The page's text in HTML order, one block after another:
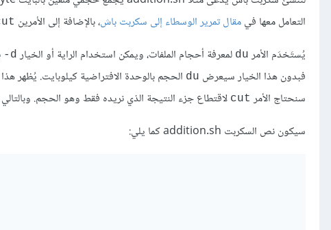
التعامل معها فيمقال تمرير الوسطاء إلى سكربت باش، بالإضافة إلى الأمرين
يُستَخدَم الأمر du لمعرفة أحجام الملفات، ويمكن استخدام الراية أو الخيار d-
فبدون هذا الخيار سيعرض du الحجم بالوحدة الافتراضية كيلوبايت. يُظهر
سنحتاج الأمر cut لاقتطاع جزء النتيجة الذي نريده فقط وهو الحجم.
سيكون نص السكربت addition.sh كما يلي: